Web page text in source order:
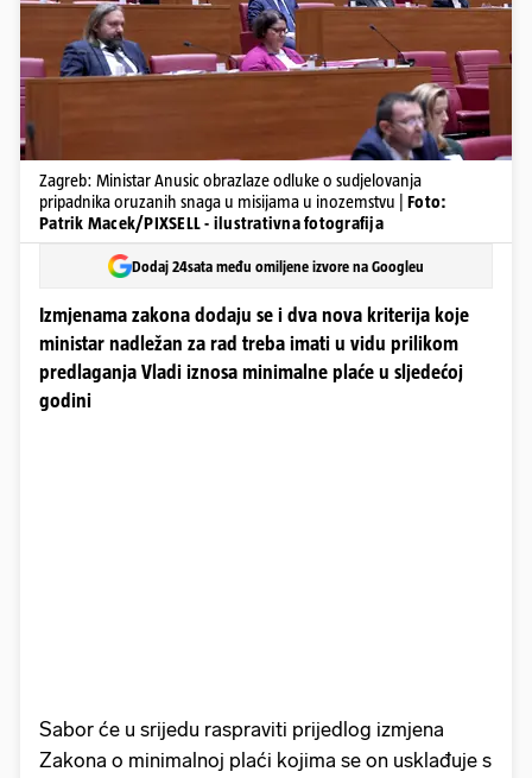
Zagreb: Ministar Anusic obrazlaze odluke o sudjelovanja
pripadnika oruzanih snaga u misijama u inozemstvu | Foto:
Patrik Macek/PIXSELL - ilustrativna fotografija
Dodaj 24sata među omiljene izvore na Googleu
Izmjenama zakona dodaju se i dva nova kriterija koje
ministar nadležan za rad treba imati u vidu prilikom
predlaganja Vladi iznosa minimalne plaće u sljedećoj
godini
Sabor će u srijedu raspraviti prijedlog izmjena
Zakona o minimalnoj plaći kojima se on usklađuje s